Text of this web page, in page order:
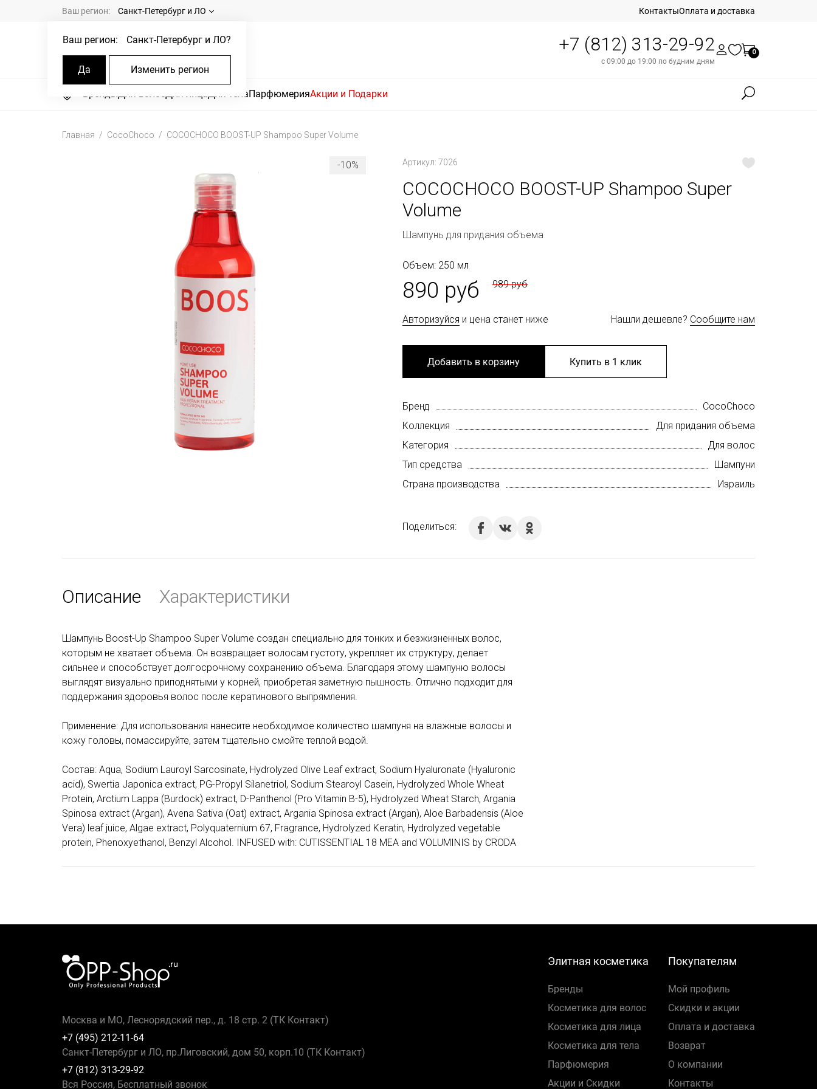
Ваш регион: Санкт-Петербург и ЛО
Ваш регион: Санкт-Петербург и ЛО?
Да Изменить регион
КонтактыОплата и доставка
+7 (812) 313-29-92
с 09:00 до 19:00 по будним дням
0
БрендыДля волосДля лицаДля телаПарфюмерияАкции и Подарки
Главная CocoChoco COCOCHOCO BOOST-UP Shampoo Super Volume
-10% Артикул: 7026
COCOCHOCO BOOST-UP Shampoo Super
Volume
Шампунь для придания объема
Объем: 250 мл
890 руб 989 руб
Авторизуйся и цена станет ниже Нашли дешевле? Сообщите нам
Добавить в корзину Купить в 1 клик
Бренд
CocoChoco
Коллекция
Для придания объема
Категория
Для волос
Тип средства
Шампуни
Страна производства
Израиль
Поделиться:
Описание Характеристики
Шампунь Boost-Up Shampoo Super Volume создан специально для тонких и безжизненных волос,
которым не хватает объема. Он возвращает волосам густоту, укрепляет их структуру, делает
сильнее и способствует долгосрочному сохранению объема. Благодаря этому шампуню волосы
выглядят визуально приподнятыми у корней, приобретая заметную пышность. Отлично подходит для
поддержания здоровья волос после кератинового выпрямления.
Применение: Для использования нанесите необходимое количество шампуня на влажные волосы и
кожу головы, помассируйте, затем тщательно смойте теплой водой.
Состав: Aqua, Sodium Lauroyl Sarcosinate, Hydrolyzed Olive Leaf extract, Sodium Hyaluronate (Hyaluronic
acid), Swertia Japonica extract, PG-Propyl Silanetriol, Sodium Stearoyl Casein, Hydrolyzed Whole Wheat
Protein, Arctium Lappa (Burdock) extract, D-Panthenol (Pro Vitamin B-5), Hydrolyzed Wheat Starch, Argania
Spinosa extract (Argan), Avena Sativa (Oat) extract, Argania Spinosa extract (Argan), Aloe Barbadensis (Aloe
Vera) leaf juice, Algae extract, Polyquaternium 67, Fragrance, Hydrolyzed Keratin, Hydrolyzed vegetable
protein, Phenoxyethanol, Benzyl Alcohol. INFUSED with: CUTISSENTIAL 18 MEA and VOLUMINIS by CRODA
Москва и МО, Леснорядский пер., д. 18 стр. 2 (ТК Контакт)
+7 (495) 212-11-64
Санкт-Петербург и ЛО, пр.Лиговский, дом 50, корп.10 (ТК Контакт)
+7 (812) 313-29-92
Вся Россия, Бесплатный звонок
Элитная косметика
Бренды
Косметика для волос
Косметика для лица
Косметика для тела
Парфюмерия
Акции и Скидки
Покупателям
Мой профиль
Скидки и акции
Оплата и доставка
Возврат
О компании
Контакты